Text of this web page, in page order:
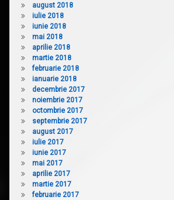
august 2018
iulie 2018
iunie 2018
mai 2018
aprilie 2018
martie 2018
februarie 2018
ianuarie 2018
decembrie 2017
noiembrie 2017
octombrie 2017
septembrie 2017
august 2017
iulie 2017
iunie 2017
mai 2017
aprilie 2017
martie 2017
februarie 2017